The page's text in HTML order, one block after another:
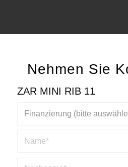
Nehmen Sie
ZAR MINI RIB 11